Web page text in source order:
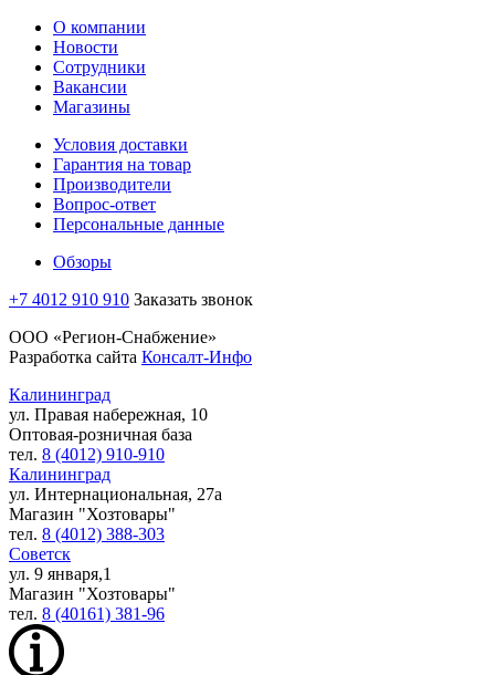
О компании
Новости
Сотрудники
Вакансии
Магазины
Условия доставки
Гарантия на товар
Производители
Вопрос-ответ
Персональные данные
Обзоры
+7 4012 910 910 Заказать звонок
ООО «Регион-Снабжение»
Разработка сайта Консалт-Инфо
Калининград
ул. Правая набережная, 10
Оптовая-розничная база
тел. 8 (4012) 910-910
Калининград
ул. Интернациональная, 27а
Магазин "Хозтовары"
тел. 8 (4012) 388-303
Советск
ул. 9 января,1
Магазин "Хозтовары"
тел. 8 (40161) 381-96